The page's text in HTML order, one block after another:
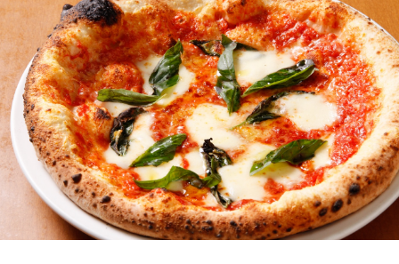
豆知識
IR
採用情報
お問い合わせ
EN